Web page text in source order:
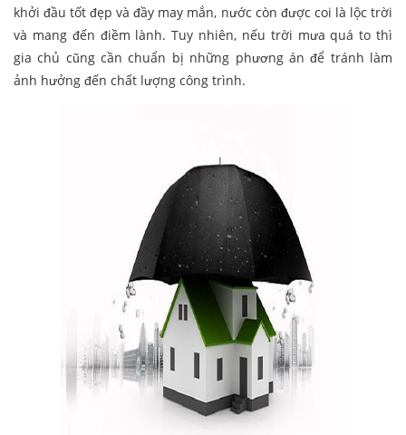
khởi đầu tốt đẹp và đầy may mắn, nước còn được coi là lộc trời
và mang đến điềm lành. Tuy nhiên, nếu trời mưa quá to thì
gia chủ cũng cần chuẩn bị những phương án để tránh làm
ảnh hưởng đến chất lượng công trình.